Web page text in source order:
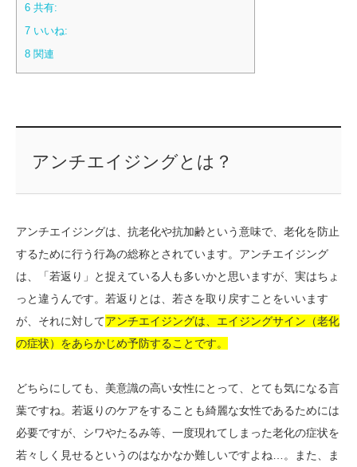
6 共有:
7 いいね:
8 関連
アンチエイジングとは？
アンチエイジングは、抗老化や抗加齢という意味で、老化を防止
するために行う行為の総称とされています。アンチエイジング
は、「若返り」と捉えている人も多いかと思いますが、実はちょ
っと違うんです。若返りとは、若さを取り戻すことをいいます
が、それに対してアンチエイジングは、エイジングサイン（老化
の症状）をあらかじめ予防することです。
どちらにしても、美意識の高い女性にとって、とても気になる言
葉ですね。若返りのケアをすることも綺麗な女性であるためには
必要ですが、シワやたるみ等、一度現れてしまった老化の症状を
若々しく見せるというのはなかなか難しいですよね…。また、ま